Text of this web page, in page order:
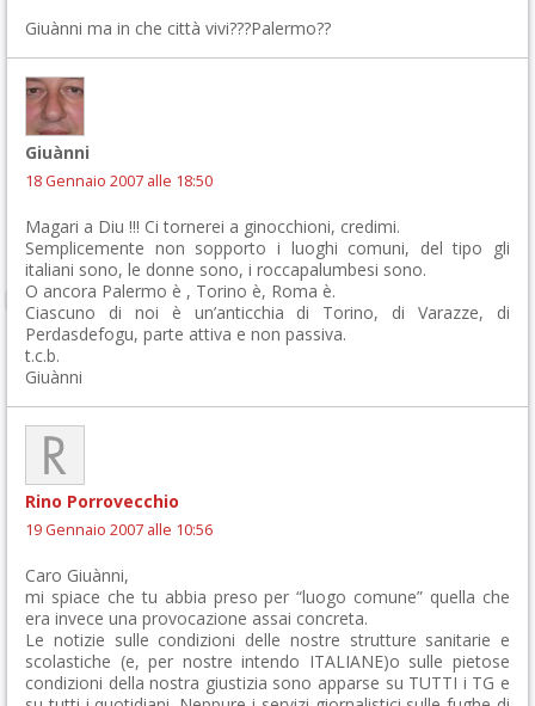
Giuànni ma in che città vivi???Palermo??
Giuànni
18 Gennaio 2007 alle 18:50
Magari a Diu !!! Ci tornerei a ginocchioni, credimi.
Semplicemente non sopporto i luoghi comuni, del tipo gli
italiani sono, le donne sono, i roccapalumbesi sono.
O ancora Palermo è , Torino è, Roma è.
Ciascuno di noi è un’anticchia di Torino, di Varazze, di
Perdasdefogu, parte attiva e non passiva.
t.c.b.
Giuànni
Rino Porrovecchio
19 Gennaio 2007 alle 10:56
Caro Giuànni,
mi spiace che tu abbia preso per “luogo comune” quella che
era invece una provocazione assai concreta.
Le notizie sulle condizioni delle nostre strutture sanitarie e
scolastiche (e, per nostre intendo ITALIANE)o sulle pietose
condizioni della nostra giustizia sono apparse su TUTTI i TG e